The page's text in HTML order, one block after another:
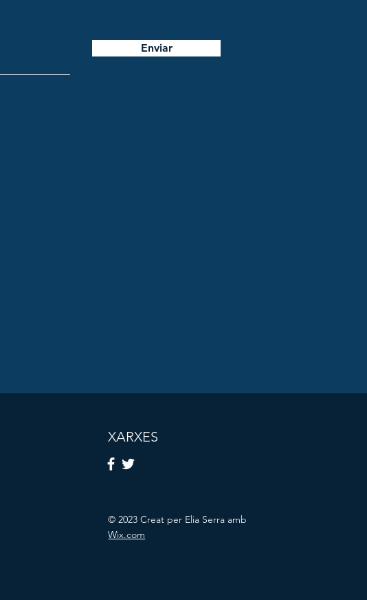
Enviar
XARXES
© 2023 Creat per Elia Serra amb
Wix.com